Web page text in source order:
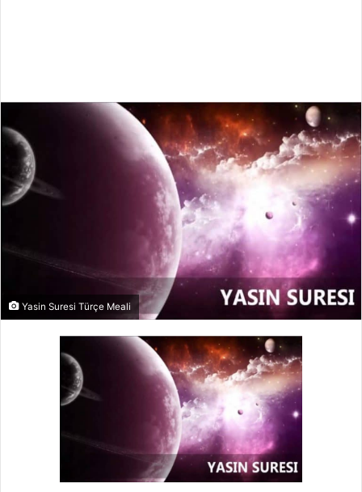
Yasin Suresi Türçe Meali